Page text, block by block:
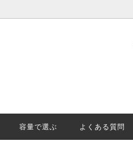
容量で選ぶ よくある質問